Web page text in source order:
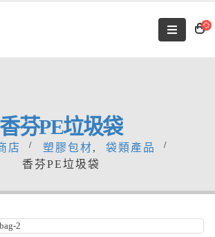
香芬PE垃圾袋
店 塑膠包材
袋類產品
香芬PE垃圾袋